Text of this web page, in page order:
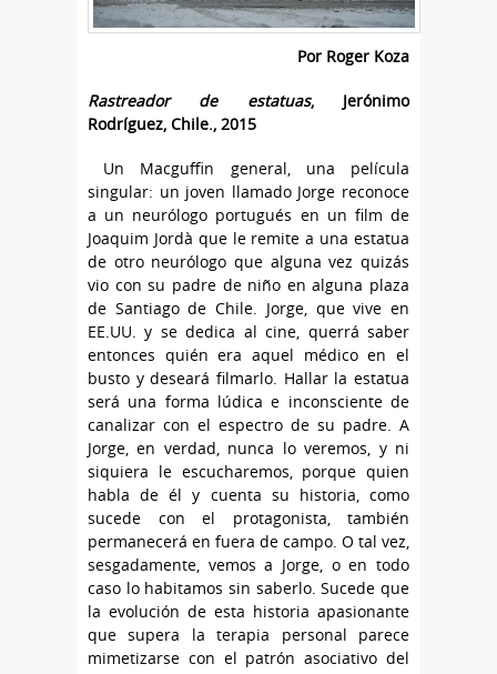
Por Roger Koza
Rastreador de estatuas, Jerónimo
Rodríguez, Chile., 2015
Un Macguffin general, una película
singular: un joven llamado Jorge reconoce
a un neurólogo portugués en un film de
Joaquim Jordà que le remite a una estatua
de otro neurólogo que alguna vez quizás
vio con su padre de niño en alguna plaza
de Santiago de Chile. Jorge, que vive en
EE.UU. y se dedica al cine, querrá saber
entonces quién era aquel médico en el
busto y deseará filmarlo. Hallar la estatua
será una forma lúdica e inconsciente de
canalizar con el espectro de su padre. A
Jorge, en verdad, nunca lo veremos, y ni
siquiera le escucharemos, porque quien
habla de él y cuenta su historia, como
sucede con el protagonista, también
permanecerá en fuera de campo. O tal vez,
sesgadamente, vemos a Jorge, o en todo
caso lo habitamos sin saberlo. Sucede que
la evolución de esta historia apasionante
que supera la terapia personal parece
mimetizarse con el patrón asociativo del